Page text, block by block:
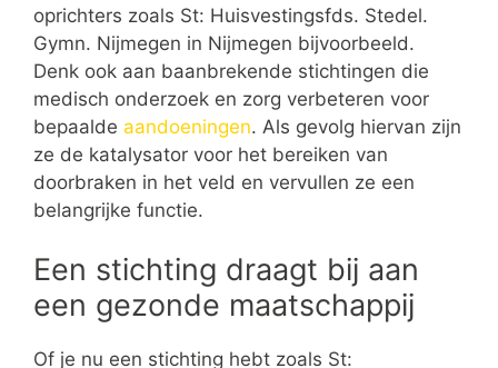
oprichters zoals St: Huisvestingsfds. Stedel.
Gymn. Nijmegen in Nijmegen bijvoorbeeld.
Denk ook aan baanbrekende stichtingen die
medisch onderzoek en zorg verbeteren voor
bepaalde aandoeningen. Als gevolg hiervan zijn
ze de katalysator voor het bereiken van
doorbraken in het veld en vervullen ze een
belangrijke functie.
Een stichting draagt bij aan
een gezonde maatschappij
Of je nu een stichting hebt zoals St: